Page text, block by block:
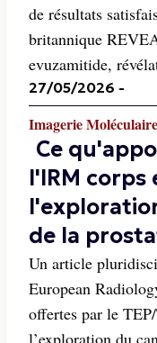
de résultats
britannique
evuzamitide,
27/05/2026 -
Imagerie Moléculaire
Ce
l'IRM corps
de la
Un article
European
offertes par le
l’exploration du